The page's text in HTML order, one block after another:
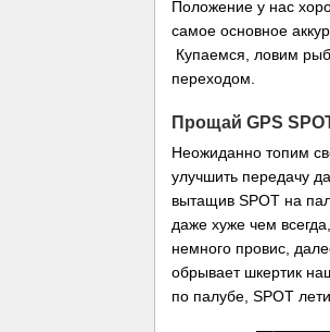
Положение у нас
самое основное
Купаемся, ловим
переходом.
Прощай GPS
Неожиданно топим
улучшить передачу
вытащив SPOT на
даже хуже чем
немного провис,
обрывает шкертик
по палубе, SPOT